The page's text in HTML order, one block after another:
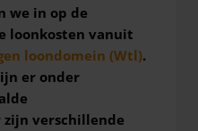
we in op de
loonkosten vanuit
loondomein (Wtl).
er onder
zijn verschillende